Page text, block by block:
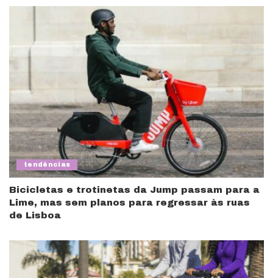
tendências
Bicicletas e trotinetas da Jump passam para a
Lime, mas sem planos para regressar às ruas
de Lisboa